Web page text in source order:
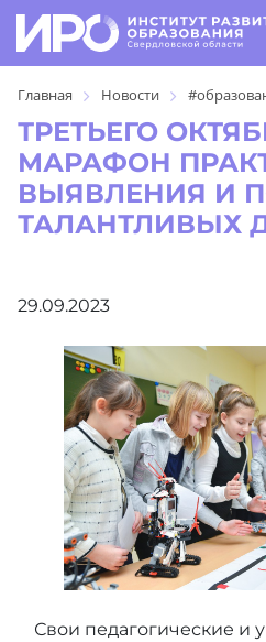
Главная Новости
ТРЕТЬЕГО
МАРАФОН
ВЫЯВЛЕНИЯ И
ТАЛАНТЛИВЫХ
29.09.2023
Свои педагогические и